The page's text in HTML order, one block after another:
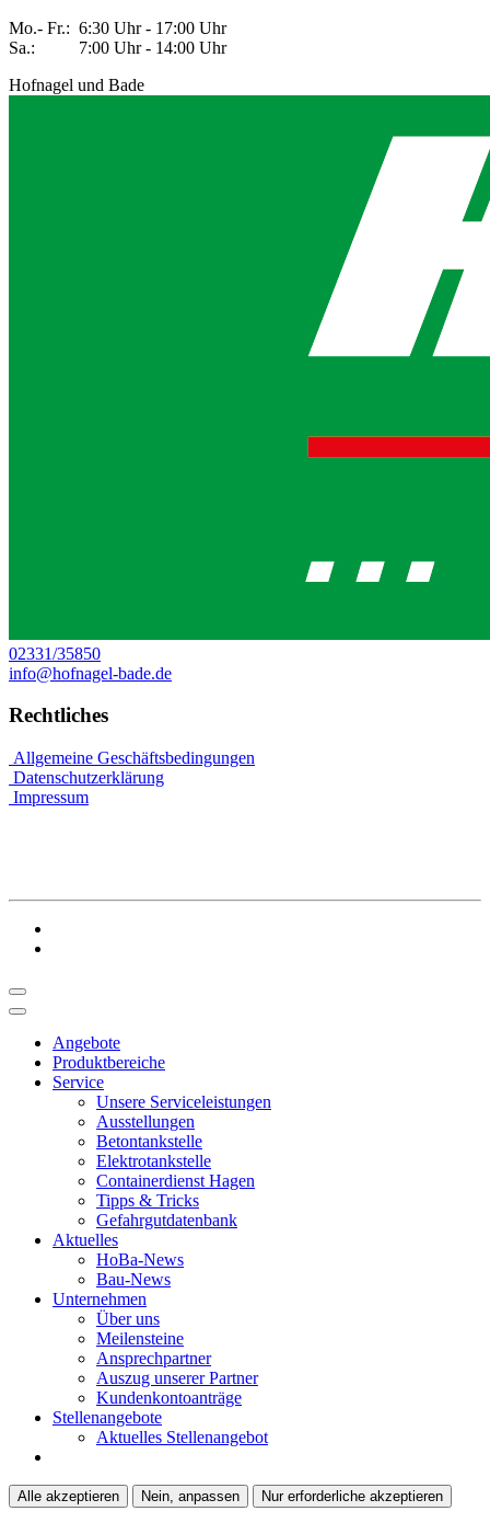
Mo.- Fr.: 6:30 Uhr - 17:00 Uhr
Sa.: 7:00 Uhr - 14:00 Uhr
Hofnagel und Bade
02331/35850
info@hofnagel-bade.de
Rechtliches
Allgemeine Geschäftsbedingungen
Datenschutzerklärung
Impressum
Angebote
Produktbereiche
Service
Unsere Serviceleistungen
Ausstellungen
Betontankstelle
Elektrotankstelle
Containerdienst Hagen
Tipps & Tricks
Gefahrgutdatenbank
Aktuelles
HoBa-News
Bau-News
Unternehmen
Über uns
Meilensteine
Ansprechpartner
Auszug unserer Partner
Kundenkontoanträge
Stellenangebote
Aktuelles Stellenangebot
Alle akzeptieren Nein, anpassen Nur erforderliche akzeptieren